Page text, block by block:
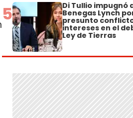
5 Di Tullio impugnó
Benegas Lynch
presunto
intereses en el
Ley de Tierras